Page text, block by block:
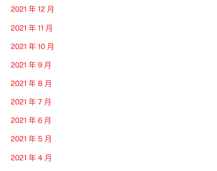
2021 年 12 月
2021 年 11 月
2021 年 10 月
2021 年 9 月
2021 年 8 月
2021 年 7 月
2021 年 6 月
2021 年 5 月
2021 年 4 月